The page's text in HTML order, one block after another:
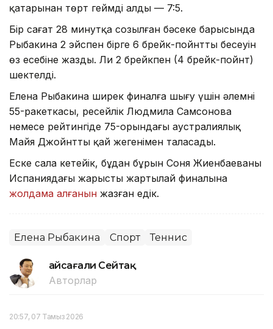
қатарынан төрт геймді алды — 7:5.
Бір сағат 28 минутқа созылған бәсеке барысында
Рыбакина 2 эйспен бірге 6 брейк-пойнттың бесеуін
өз есебіне жазды. Ли 2 брейкпен (4 брейк-пойнт)
шектелді.
Елена Рыбакина ширек финалға шығу үшін әлемнің
55-ракеткасы, ресейлік Людмила Самсонова
немесе рейтингіде 75-орындағы аустралиялық
Майя Джойнттың қай жеңгенімен таласады.
Еске сала кетейік, бұдан бұрын Соня Жиенбаеваның
Испаниядағы жарыстың жартылай финалына
жолдама алғанын жазған едік.
Елена Рыбакина Спорт Теннис
Ғайсағали Сейтақ
Авторлар
20:57, 07 Тамыз 2026